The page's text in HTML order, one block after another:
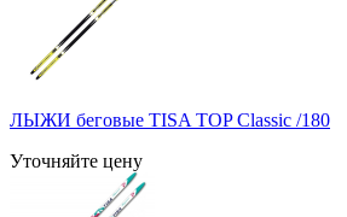
ЛЫЖИ беговые TISA TOP Classic /180
Уточняйте цену